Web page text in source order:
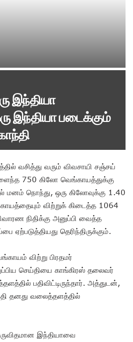
இந்தியா
இந்தியா படைக்கும்
வசித்து வரும் விவசாயி சஞ்சய்
750 கிலோ வெங்காயத்துக்கு
மனம் நொந்து, ஒரு கிலோவுக்கு 1.40
விற்றுக் கிடைத்த 1064
நிதிக்கு அனுப்பி வைத்த
ஏற்படுத்தியது தெரிந்திருக்கும்.
விற்று பிரதமர்
செய்தியை காங்கிரஸ் தலைவர்
பதிவிட்டிருந்தார். அத்துடன்,
தனது வலைத்தளத்தில்
இந்தியாவை